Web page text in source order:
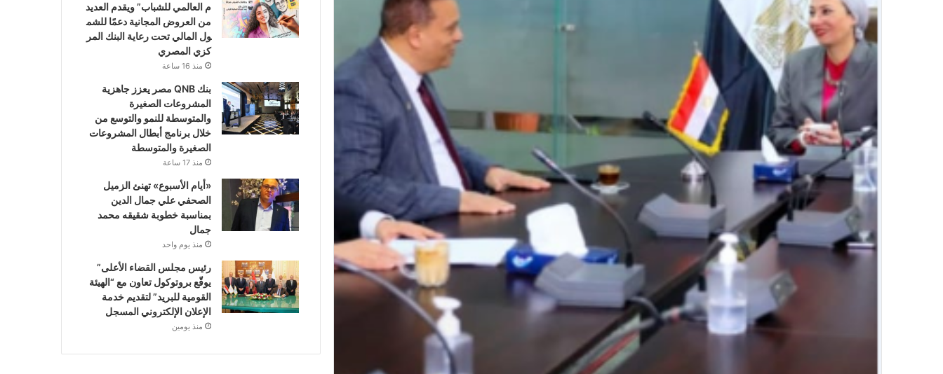
م العالمي للشباب” ويقدم العديد
من العروض المجانية دعمًا للشم
ول المالي تحت رعاية البنك المر
كزي المصري
منذ 16 ساعة
بنك QNB مصر يعزز جاهزية
المشروعات الصغيرة
والمتوسطة للنمو والتوسع من
خلال برنامج أبطال المشروعات
الصغيرة والمتوسطة
منذ 17 ساعة
«أيام الأسبوع» تهنئ الزميل
الصحفي علي جمال الدين
بمناسبة خطوبة شقيقه محمد
جمال
منذ يوم واحد
رئيس مجلس القضاء الأعلى”
يوقّع بروتوكول تعاون مع “الهيئة
القومية للبريد” لتقديم خدمة
الإعلان الإلكتروني المسجل
منذ يومين